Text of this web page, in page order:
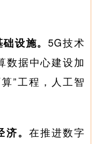
设施。 5G技术
数据中心建设加
”工程，人工智
。 在推进数字